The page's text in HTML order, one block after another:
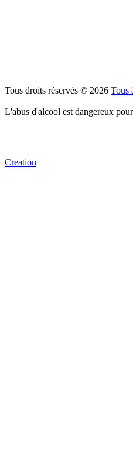
Tous droits réservés © 2026 Tous
L'abus d'alcool est dangereux
Creation